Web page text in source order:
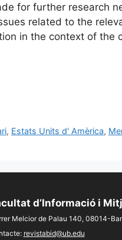
for further research
related to the
in the context of the
, Estats Units d' Amèrica,
d’Informació i
Melcior de Palau 140, 08014-
revistabid@ub.edu